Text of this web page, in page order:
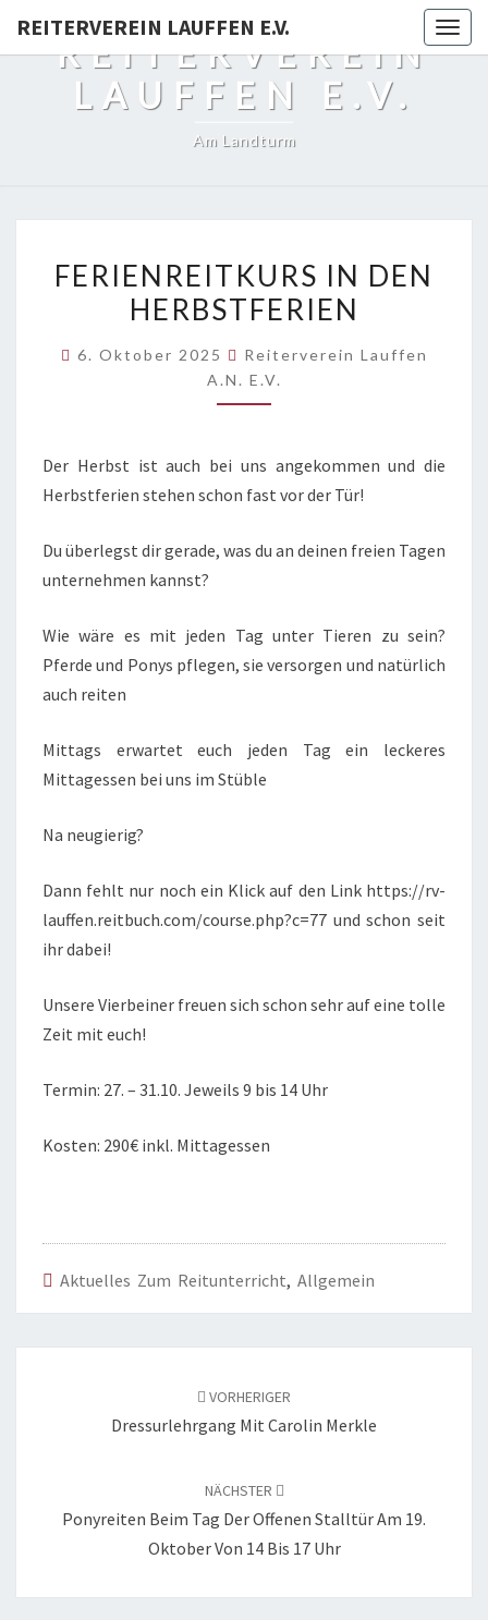
REITERVEREIN LAUFFEN E.V.
REITERVEREIN
LAUFFEN E.V.
Am Landturm
IN
DEN
FERIENREITKURS IN DEN
HERBSTFERIEN
6. Oktober 2025
Reiterverein Lauffen
A.N. E.V.
Der Herbst ist auch bei uns angekommen und die
Herbstferien stehen schon fast vor der Tür!
Du überlegst dir gerade, was du an deinen freien Tagen
unternehmen kannst?
Wie wäre es mit jeden Tag unter Tieren zu sein?
Pferde und Ponys pflegen, sie versorgen und natürlich
auch reiten
Mittags erwartet euch jeden Tag ein leckeres
Mittagessen bei uns im Stüble
Na neugierig?
Dann fehlt nur noch ein Klick auf den Link https://rv-
lauffen.reitbuch.com/course.php?c=77 und schon seit
ihr dabei!
Unsere Vierbeiner freuen sich schon sehr auf eine tolle
Zeit mit euch!
Termin: 27. – 31.10. Jeweils 9 bis 14 Uhr
Kosten: 290€ inkl. Mittagessen
Aktuelles Zum Reitunterricht, Allgemein
VORHERIGER
Dressurlehrgang Mit Carolin Merkle
NÄCHSTER
Ponyreiten Beim Tag Der Offenen Stalltür Am 19.
Oktober Von 14 Bis 17 Uhr